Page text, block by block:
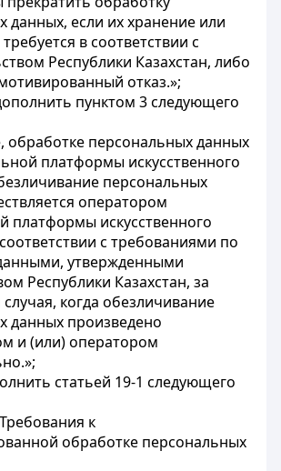
данных, если их хранение или
в соответствии с
Республики Казахстан, либо
отказ.»;
пунктом 3 следующего
обработке персональных данных
платформы искусственного
персональных
оператором
платформы искусственного
с требованиями по
утвержденными
Республики Казахстан, за
когда обезличивание
данных произведено
и (или) оператором
статьей 19-1 следующего
к
обработке персональных